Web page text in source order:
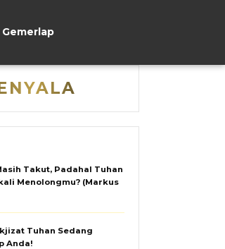
Gemerlap
Takut, Padahal Tuhan
Menolongmu? (Markus
Tuhan Sedang
Anda!